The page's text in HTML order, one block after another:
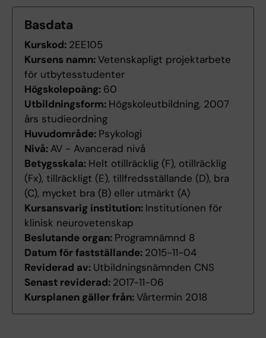
Basdata
Kurskod: 2EE105
Kursens namn:Vetenskapligt projektarbete
för utbytesstudenter
Högskolepoäng: 60
Utbildningsform: Högskoleutbildning, 2007
års studieordning
Huvudområde: Psykologi
Nivå: AV - Avancerad nivå
Betygsskala: Helt otillräcklig (F), otillräcklig
(Fx), tillräckligt (E), tillfredsställande (D), bra
(C), mycket bra (B) eller utmärkt (A)
Kursansvarig institution: Institutionen för
klinisk neurovetenskap
Beslutande organ: Programnämnd 8
Datum för fastställande: 2015-11-04
Reviderad av: Utbildningsnämnden CNS
Senast reviderad: 2017-11-06
Kursplanen gäller från:Vårtermin 2018